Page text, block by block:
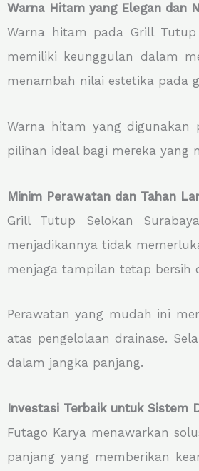
Warna Hitam yang Elegan dan
Warna hitam pada Grill
memiliki keunggulan dalam
menambah nilai estetika pada
Warna hitam yang
pilihan ideal bagi mereka yang
Minim Perawatan dan Tahan
Grill Tutup Selokan
menjadikannya tidak
menjaga tampilan tetap bersih
Perawatan yang mudah ini
atas pengelolaan drainase.
dalam jangka panjang.
Investasi Terbaik untuk Sistem
Futago Karya menawarkan
panjang yang memberikan